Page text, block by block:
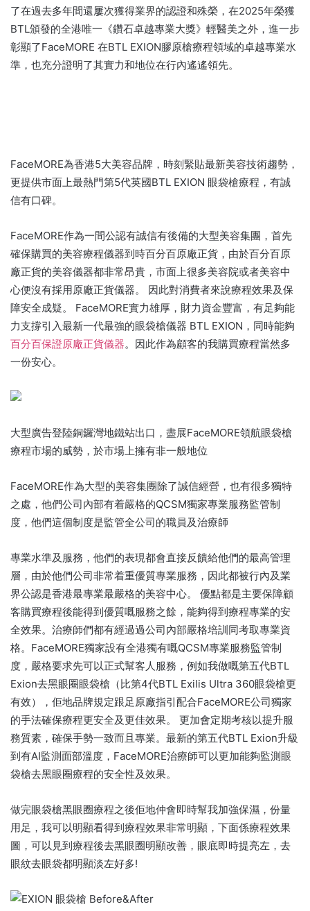
了在過去多年間還屢次獲得業界的認證和殊榮，在2025年榮獲
BTL頒發的全港唯一《鑽石卓越專業大獎》輕醫美之外，進一步
彰顯了FaceMORE 在BTL EXION膠原槍療程領域的卓越專業水
準，也充分證明了其實力和地位在行內遙遙領先。
FaceMORE為香港5大美容品牌，時刻緊貼最新美容技術趨勢，
更提供市面上最熱門第5代英國BTL EXION 眼袋槍療程，有誠
信有口碑。
FaceMORE作為一間公認有誠信有後備的大型美容集團，首先
確保購買的美容療程儀器到時百分百原廠正貨，由於百分百原
廠正貨的美容儀器都非常昂貴，市面上很多美容院或者美容中
心便沒有採用原廠正貨儀器。 因此對消費者來說療程效果及保
障安全成疑。 FaceMORE實力雄厚，財力資金豐富，有足夠能
力支撐引入最新一代最強的眼袋槍儀器 BTL EXION，同時能夠
百分百保證原廠正貨儀器。因此作為顧客的我購買療程當然多
一份安心。
大型廣告登陸銅鑼灣地鐵站出口，盡展FaceMORE領航眼袋槍
療程市場的威勢，於市場上擁有非一般地位
FaceMORE作為大型的美容集團除了誠信經營，也有很多獨特
之處，他們公司內部有着嚴格的QCSM獨家專業服務監管制
度，他們這個制度是監管全公司的職員及治療師
專業水準及服務，他們的表現都會直接反饋給他們的最高管理
層，由於他們公司非常着重優質專業服務，因此都被行內及業
界公認是香港最專業最嚴格的美容中心。 優點都是主要保障顧
客購買療程後能得到優質嘅服務之餘，能夠得到療程專業的安
全效果。治療師們都有經過過公司內部嚴格培訓同考取專業資
格。FaceMORE獨家設有全港獨有嘅QCSM專業服務監管制
度，嚴格要求先可以正式幫客人服務，例如我做嘅第五代BTL
Exion去黑眼圈眼袋槍（比第4代BTL Exilis Ultra 360眼袋槍更
有效），佢地品牌規定跟足原廠指引配合FaceMORE公司獨家
的手法確保療程更安全及更佳效果。 更加會定期考核以提升服
務質素，確保手勢一致而且專業。最新的第五代BTL Exion升級
到有AI監測面部溫度，FaceMORE治療師可以更加能夠監測眼
袋槍去黑眼圈療程的安全性及效果。
做完眼袋槍黑眼圈療程之後佢地仲會即時幫我加強保濕，份量
用足，我可以明顯看得到療程效果非常明顯，下面係療程效果
圖，可以見到療程後去黑眼圈明顯改善，眼底即時提亮左，去
眼紋去眼袋都明顯淡左好多!